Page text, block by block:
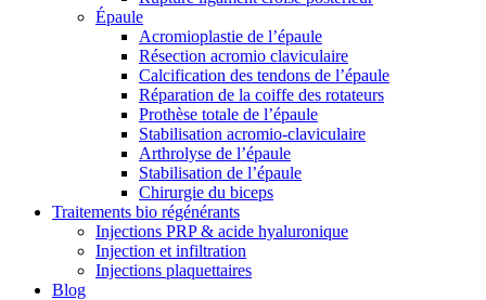
Épaule
Acromioplastie de l’épaule
Résection acromio claviculaire
Calcification des tendons de l’épaule
Réparation de la coiffe des rotateurs
Prothèse totale de l’épaule
Stabilisation acromio-claviculaire
Arthrolyse de l’épaule
Stabilisation de l’épaule
Chirurgie du biceps
Traitements bio régénérants
Injections PRP & acide hyaluronique
Injection et infiltration
Injections plaquettaires
Blog